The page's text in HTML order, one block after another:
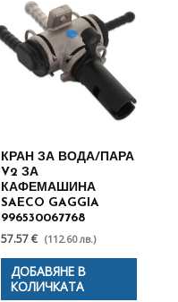
КРАН ЗА ВОДА/ПАРА
V2 ЗА
КАФЕМАШИНА
SAECO GAGGIA
996530067768
57.57 € (112.60 лв.)
ДОБАВЯНЕ В
КОЛИЧКАТА